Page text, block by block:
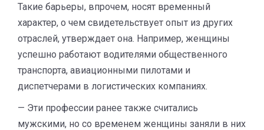
Такие барьеры, впрочем, носят временный
характер, о чем свидетельствует опыт из других
отраслей, утверждает она. Например, женщины
успешно работают водителями общественного
транспорта, авиационными пилотами и
диспетчерами в логистических компаниях.
— Эти профессии ранее также считались
мужскими, но со временем женщины заняли в них